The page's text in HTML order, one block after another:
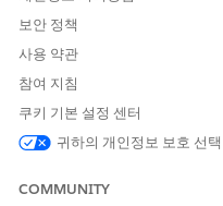
보안 정책
사용 약관
참여 지침
쿠키 기본 설정 센터
귀하의 개인정보 보호 선택
COMMUNITY